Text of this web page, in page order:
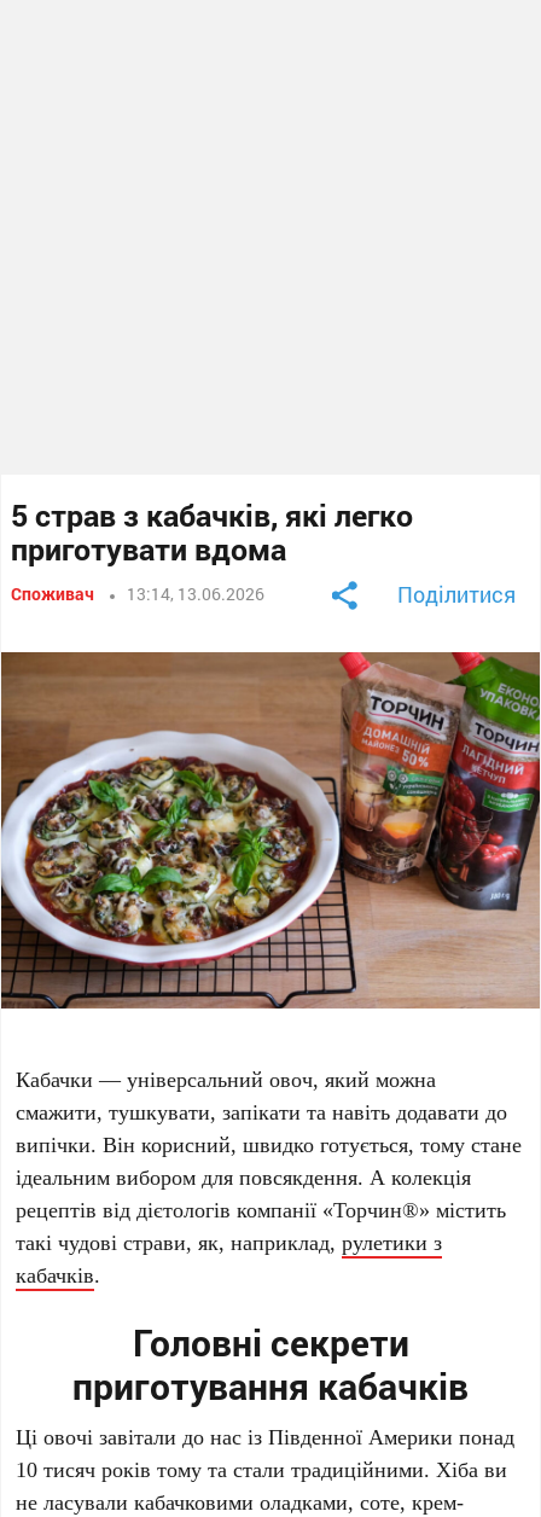
5 страв з кабачків, які легко
приготувати вдома
Споживач 13:14, 13.06.2026 Поділитися
Кабачки — універсальний овоч, який можна
смажити, тушкувати, запікати та навіть додавати до
випічки. Він корисний, швидко готується, тому стане
ідеальним вибором для повсякдення. А колекція
рецептів від дієтологів компанії «Торчин®» містить
такі чудові страви, як, наприклад,рулетики з
кабачків.
Головні секрети
приготування кабачків
Ці овочі завітали до нас із Південної Америки понад
10 тисяч років тому та стали традиційними. Хіба ви
не ласували кабачковими оладками, соте, крем-